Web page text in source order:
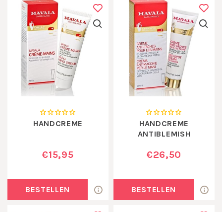
HANDCREME
€15,95
BESTELLEN
HANDCREME
ANTIBLEMISH
€26,50
BESTELLEN